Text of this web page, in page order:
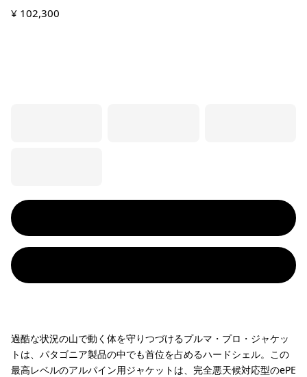
¥ 102,300
過酷な状況の山で動く体を守りつづけるプルマ・プロ・ジャケッ
トは、パタゴニア製品の中でも首位を占めるハードシェル。この
最高レベルのアルパイン用ジャケットは、完全悪天候対応型のePE